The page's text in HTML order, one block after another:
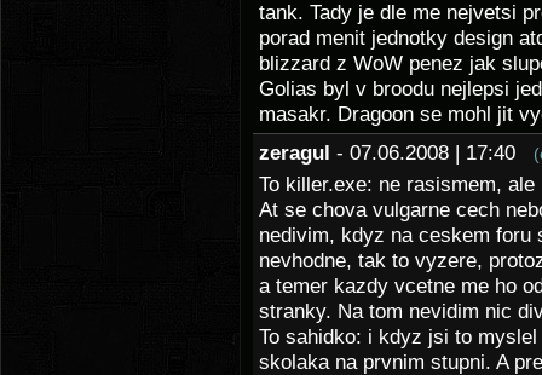
tank. Tady je dle me nejvetsi
porad menit jednotky design
blizzard z WoW penez jak
Golias byl v broodu nejlepsi
masakr. Dragoon se mohl jit
zeragul - 07.06.2008 | 17:40
To killer.exe: ne rasismem, ale
At se chova vulgarne cech
nedivim, kdyz na ceskem foru
nevhodne, tak to vyzere,
a temer kazdy vcetne me ho
stranky. Na tom nevidim nic
To sahidko: i kdyz jsi to
skolaka na prvnim stupni. A